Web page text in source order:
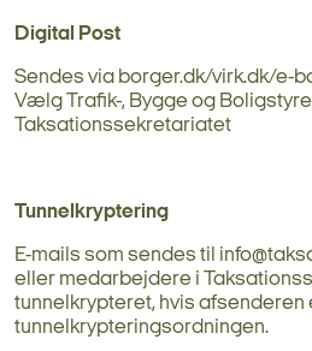
Digital Post
Sendes via borger.dk/virk.dk/e-
Vælg Trafik-, Bygge og
Taksationssekretariatet
Tunnelkryptering
E-mails som sendes til
eller medarbejdere i
tunnelkrypteret, hvis afsenderen
tunnelkrypteringsordningen.